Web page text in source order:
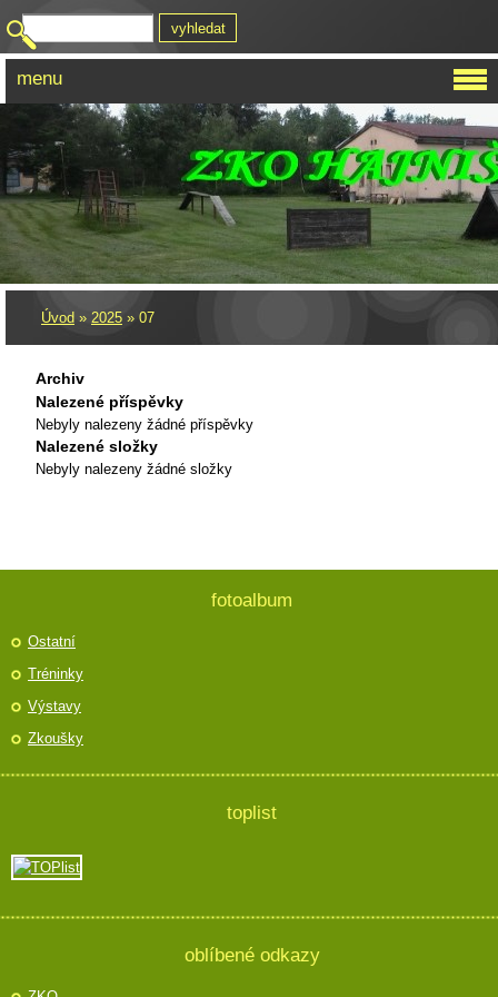
Úvod » 2025 » 07
Archiv
Nalezené příspěvky
Nebyly nalezeny žádné příspěvky
Nalezené složky
Nebyly nalezeny žádné složky
menu
fotoalbum
Ostatní
Tréninky
Výstavy
Zkoušky
toplist
oblíbené odkazy